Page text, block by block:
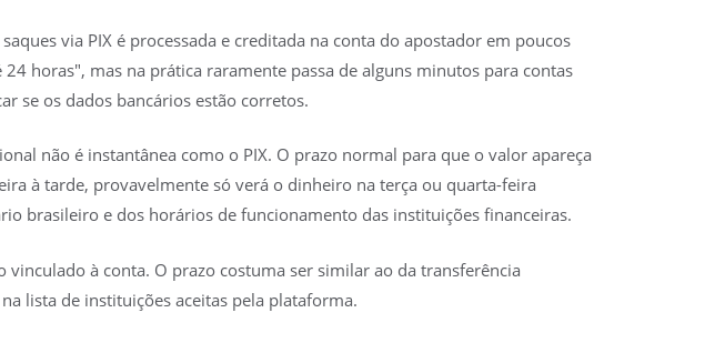
via PIX é processada e creditada na conta do apostador em poucos
horas", mas na prática raramente passa de alguns minutos para contas
se os dados bancários estão corretos.
não é instantânea como o PIX. O prazo normal para que o valor apareça
à tarde, provavelmente só verá o dinheiro na terça ou quarta-feira
brasileiro e dos horários de funcionamento das instituições financeiras.
à conta. O prazo costuma ser similar ao da transferência
lista de instituições aceitas pela plataforma.